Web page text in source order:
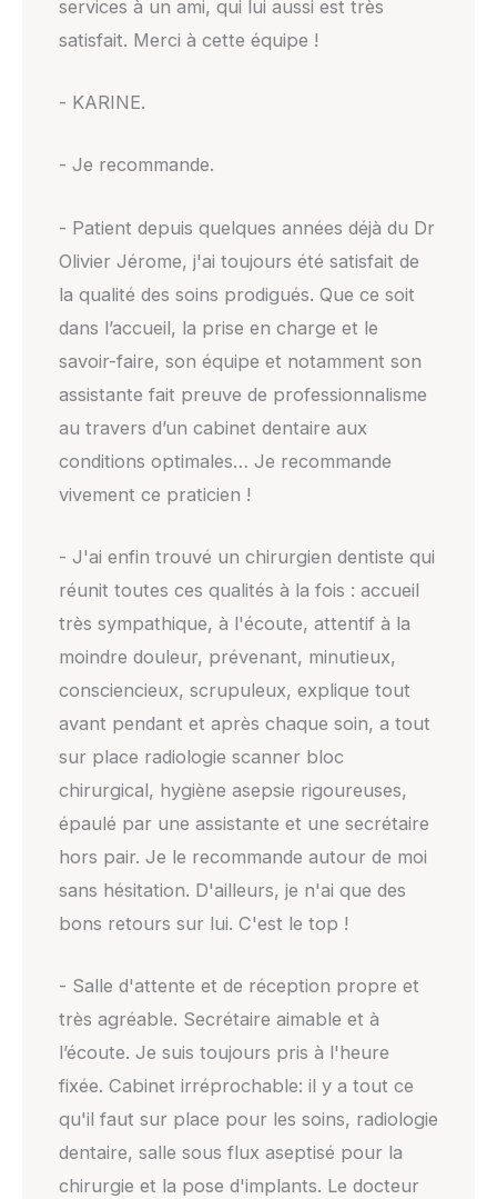
services à un ami, qui lui aussi est très
satisfait. Merci à cette équipe !
- KARINE.
- Je recommande.
- Patient depuis quelques années déjà du Dr
Olivier Jérome, j'ai toujours été satisfait de
la qualité des soins prodigués. Que ce soit
dans l’accueil, la prise en charge et le
savoir-faire, son équipe et notamment son
assistante fait preuve de professionnalisme
au travers d’un cabinet dentaire aux
conditions optimales… Je recommande
vivement ce praticien !
- J'ai enfin trouvé un chirurgien dentiste qui
réunit toutes ces qualités à la fois : accueil
très sympathique, à l'écoute, attentif à la
moindre douleur, prévenant, minutieux,
consciencieux, scrupuleux, explique tout
avant pendant et après chaque soin, a tout
sur place radiologie scanner bloc
chirurgical, hygiène asepsie rigoureuses,
épaulé par une assistante et une secrétaire
hors pair. Je le recommande autour de moi
sans hésitation. D'ailleurs, je n'ai que des
bons retours sur lui. C'est le top !
- Salle d'attente et de réception propre et
très agréable. Secrétaire aimable et à
l’écoute. Je suis toujours pris à l'heure
fixée. Cabinet irréprochable: il y a tout ce
qu'il faut sur place pour les soins, radiologie
dentaire, salle sous flux aseptisé pour la
chirurgie et la pose d'implants. Le docteur